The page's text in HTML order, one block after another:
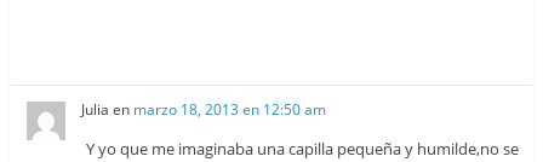
Julia en marzo 18, 2013 en 12:50 am
Y yo que me imaginaba una capilla pequeña y humilde,no se